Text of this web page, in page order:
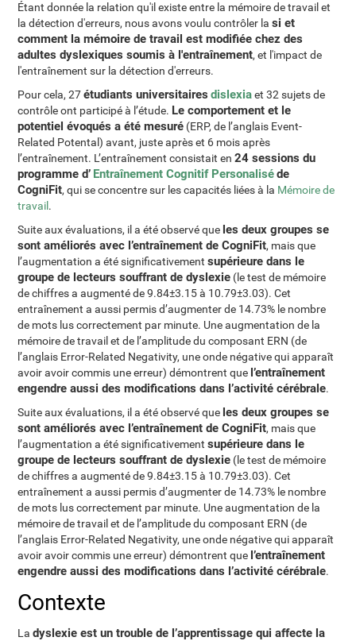
Étant donnée la relation qu'il existe entre la mémoire de travail et
la détection d'erreurs, nous avons voulu contrôler lasi et
comment la mémoire de travail est modifiée chez des
adultes dyslexiques soumis à l'entraînement, et l'impact de
l'entraînement sur la détection d'erreurs.
Pour cela, 27étudiants universitaires dislexiaet 32 sujets de
contrôle ont participé à l’étude. Le comportement et le
potentiel évoqués a été mesuré (ERP, de l’anglais Event-
Related Potental) avant, juste après et 6 mois après
l’entraînement. L’entraînement consistait en24 sessions du
programme d’ Entraînement Cognitif Personaliséde
CogniFit, qui se concentre sur les capacités liées à la Mémoire de
travail .
Suite aux évaluations, il a été observé que les deux groupes se
sont améliorés avec l’entraînement de CogniFit, mais que
l’augmentation a été significativementsupérieure dans le
groupe de lecteurs souffrant de dyslexie (le test de mémoire
de chiffres a augmenté de 9.84±3.15 à 10.79±3.03). Cet
entraînement a aussi permis d’augmenter de 14.73% le nombre
de mots lus correctement par minute. Une augmentation de la
mémoire de travail et de l’amplitude du composant ERN (de
l’anglais Error-Related Negativity, une onde négative qui apparaît
avoir avoir commis une erreur) démontrent que l’entraînement
engendre aussi des modifications dans l’activité cérébrale.
Suite aux évaluations, il a été observé que les deux groupes se
sont améliorés avec l’entraînement de CogniFit, mais que
l’augmentation a été significativementsupérieure dans le
groupe de lecteurs souffrant de dyslexie (le test de mémoire
de chiffres a augmenté de 9.84±3.15 à 10.79±3.03). Cet
entraînement a aussi permis d’augmenter de 14.73% le nombre
de mots lus correctement par minute. Une augmentation de la
mémoire de travail et de l’amplitude du composant ERN (de
l’anglais Error-Related Negativity, une onde négative qui apparaît
avoir avoir commis une erreur) démontrent que l’entraînement
engendre aussi des modifications dans l’activité cérébrale.
Contexte
Ladyslexie est un trouble de l’apprentissage qui affecte la